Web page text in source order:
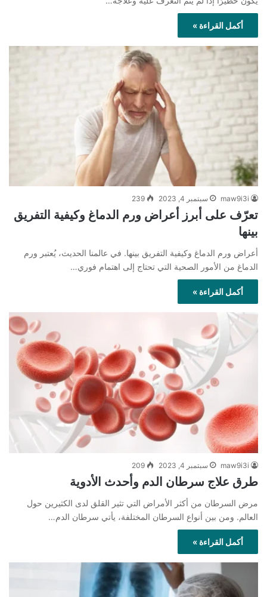
أكمل القراءة »
maw9i3i سبتمبر 4, 2023 239
تعرّف على أبرز أعراض ورم الدماغ وكيفية التفريق
بينها
أعراض ورم الدماغ وكيفية التفريق بينها. في عالمنا الحديث، يُعتبر ورم
الدماغ من الأمور الصحية التي تحتاج إلى اهتمام فوري…
أكمل القراءة »
maw9i3i سبتمبر 4, 2023 209
طرق علاج سرطان الدم وأحدث الأدوية
مرض السرطان من أكثر الأمراض التي تثير القلق لدى الكثيرين حول
العالم. ومن بين أنواع السرطان المختلفة، يأتي سرطان الدم…
أكمل القراءة »